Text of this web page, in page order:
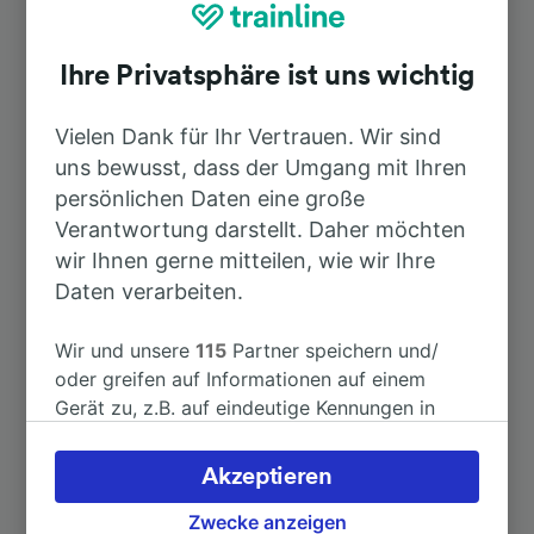
(Rodalb)
Nach München Hbf 4h 42min
Nach Flughafen Frankfurt am Main
Fernbahnhof
2h 38min
Nach Karlsruhe Hbf 2h 23min
Nach Saarbrücken 1h 20min
Nach Saarbrücken Hbf
Ihre Privatsphäre ist uns wichtig
Vielen Dank für Ihr Vertrauen. Wir sind
uns bewusst, dass der Umgang mit Ihren
persönlichen Daten eine große
Verantwortung darstellt. Daher möchten
wir Ihnen gerne mitteilen, wie wir Ihre
Daten verarbeiten.
Wir und unsere115 Partner speichern und/
oder greifen auf Informationen auf einem
Gerät zu, z.B. auf eindeutige Kennungen in
verarbeiten. Sie können Ihre Präferenzen
akzeptieren oder verwalten, einschließlich
Ihres Widerspruchsrechts bei berechtigtem
Zwecke anzeigen
Akzeptieren